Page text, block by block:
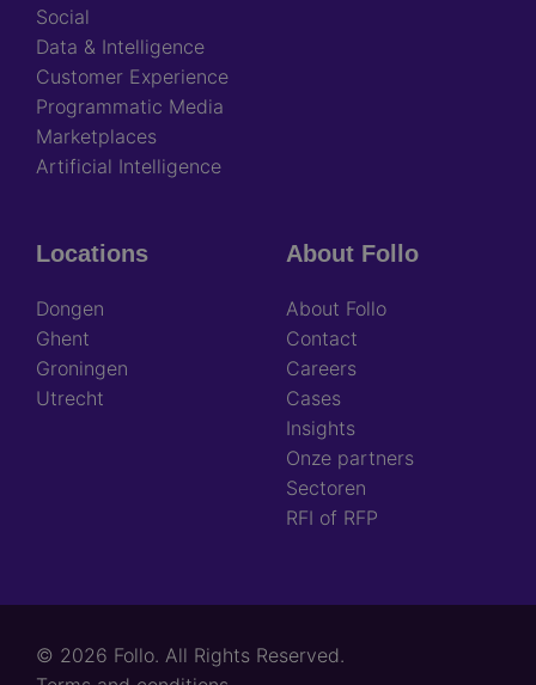
Social
Data & Intelligence
Customer Experience
Programmatic Media
Marketplaces
Artificial Intelligence
Locations
Dongen
Ghent
Groningen
Utrecht
About Follo
About Follo
Contact
Careers
Cases
Insights
Onze partners
Sectoren
RFI of RFP
© 2026 Follo. All Rights Reserved.